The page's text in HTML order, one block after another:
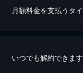
※40％ポイント還元の対
月額料金を支払うタ
いつでも解約できま